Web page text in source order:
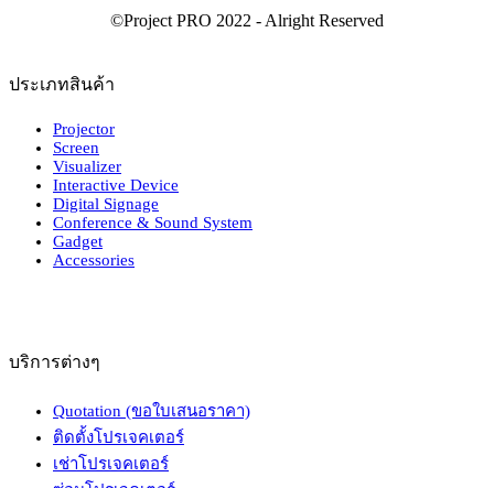
ประเภทสินค้า
Projector
Screen
Visualizer
Interactive Device
Digital Signage
Conference & Sound System
Gadget
Accessories
บริการต่างๆ
Quotation (ขอใบเสนอราคา)
ติดตั้งโปรเจคเตอร์
เช่าโปรเจคเตอร์